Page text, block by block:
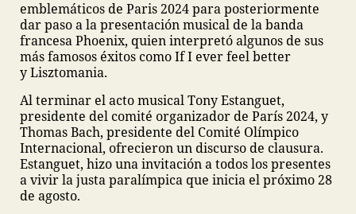
emblemáticos de Paris 2024 para posteriormente
dar paso a la presentación musical de la banda
francesa Phoenix, quien interpretó algunos de sus
más famosos éxitos como If I ever feel better
y Lisztomania.
Al terminar el acto musical Tony Estanguet,
presidente del comité organizador de París 2024, y
Thomas Bach, presidente del Comité Olímpico
Internacional, ofrecieron un discurso de clausura.
Estanguet, hizo una invitación a todos los presentes
a vivir la justa paralímpica que inicia el próximo 28
de agosto.